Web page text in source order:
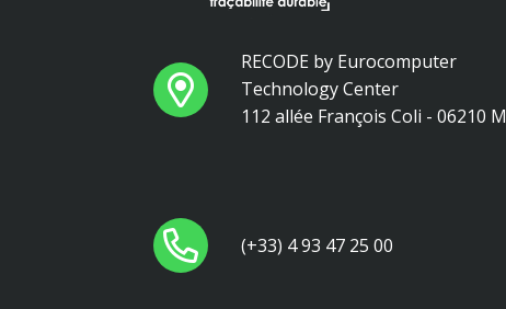
RECODE by Eurocomputer
Technology Center
112 allée François Coli - 06210
(+33) 4 93 47 25 00